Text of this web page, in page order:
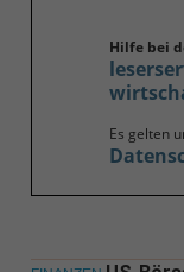
Hilfe bei
Es gelten